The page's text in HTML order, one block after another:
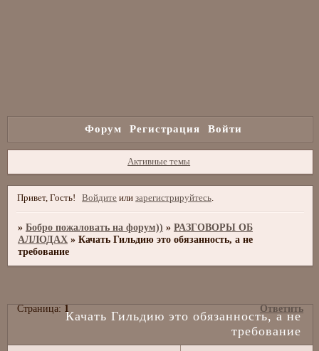
Форум Регистрация Войти
Активные темы
Привет, Гость! Войдите илизарегистрируйтесь
»Бобро пожаловать на форум)) »РАЗГОВОРЫ ОБ
АЛЛОДАХ »Качать Гильдию это обязанность, а не
требование
Качать Гильдию это обязанность, а не
требование
Страница:1 Ответить